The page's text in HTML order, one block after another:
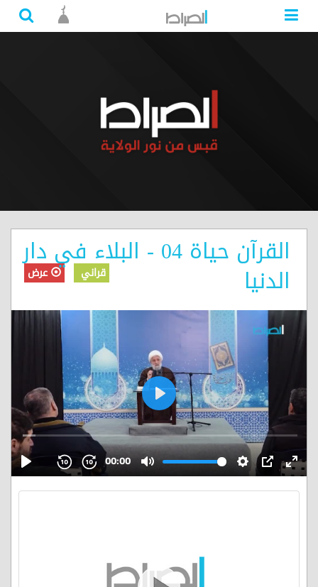
القرآن حياة 04 - البلاء في دار
الدنيا قراني عرض